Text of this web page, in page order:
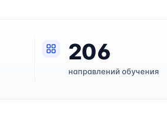
206
направлений обучения